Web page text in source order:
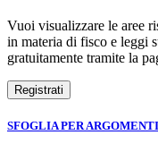
Vuoi visualizzare le aree
in materia di fisco e leggi
gratuitamente tramite la
SFOGLIA PER ARGOMENTI